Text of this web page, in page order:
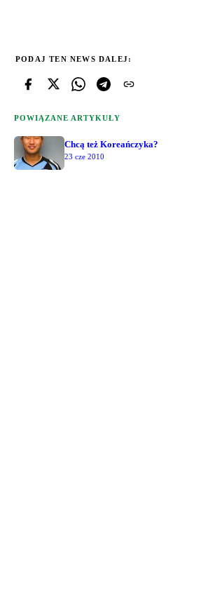
PODAJ TEN NEWS DALEJ:
POWIĄZANE ARTYKUŁY
Chcą też Koreańczyka?
23 cze 2010